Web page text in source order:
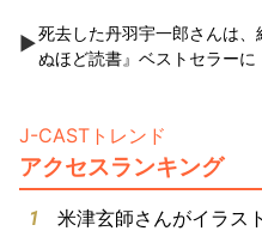
死去した丹羽宇一郎さんは
ぬほど読書』ベストセラーに
J-CASTトレンド
アクセスランキング
米津玄師さんがイラス